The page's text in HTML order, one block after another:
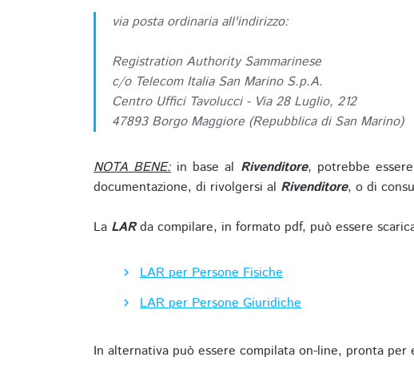
via posta ordinaria all'indirizzo:
Registration Authority Sammarinese
c/o Telecom Italia San Marino S.p.A.
Centro Uffici Tavolucci - Via 28 Luglio, 212
47893 Borgo Maggiore (Repubblica di San Marino)
NOTA BENE: in base al Rivenditore, potrebbe
documentazione, di rivolgersi al Rivenditore, o di
La LARda compilare, in formato pdf, può essere
LAR per Persone Fisiche
LAR per Persone Giuridiche
In alternativa può essere compilata on-line, pronta